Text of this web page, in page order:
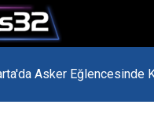
Asker Eğlencesinde
Hasta Değerlendirme
Başladı